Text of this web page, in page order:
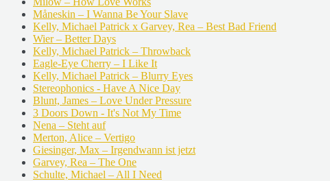
Måneskin – I Wanna Be Your Slave
Kelly, Michael Patrick x Garvey, Rea – Best Bad Friend
Wier – Better Days
Kelly, Michael Patrick – Throwback
Eagle-Eye Cherry – I Like It
Kelly, Michael Patrick – Blurry Eyes
Stereophonics - Have A Nice Day
Blunt, James – Love Under Pressure
3 Doors Down - It's Not My Time
Nena – Steht auf
Merton, Alice – Vertigo
Giesinger, Max – Irgendwann ist jetzt
Garvey, Rea – The One
Schulte, Michael – All I Need